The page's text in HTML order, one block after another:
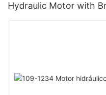
Hydraulic Motor with